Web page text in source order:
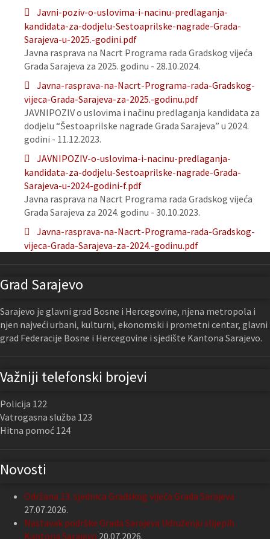
Javni-poziv-o-uslovima-i-nacinu-predlaganja-
kandidata-za-dodjelu-Sestoaprilske-nagrade-Grada-
Sarajeva-u-2025.-godini.pdf
Javna rasprava na Nacrt Programa rada Gradskog vijeća
Grada Sarajeva za 2025. godinu - 28.10.2024.
Javna-rasprava-na-Nacrt-Programa-rada-Gradskog-
vijeca-Grada-Sarajeva-za-2025.-godinu.pdf
JAVNIPOZIV o uslovima i načinu predlaganja kandidata za
dodjelu “Šestoaprilske nagrade Grada Sarajeva” u 2024.
godini - 11.12.2023.
JAVNIPOZIV-o-uslovima-i-nacinu-predlaganja-
kandidata-za-dodjelu-Sestoaprilske-nagrade-Grada-
Sarajeva-u-2024-godini-f.pdf
Javna rasprava na Nacrt Programa rada Gradskog vijeća
Grada Sarajeva za 2024. godinu - 30.10.2023.
Javna-rasprava-na-Nacrt-Programa-rada-Gradskog-
vijeca-Grada-Sarajeva-za-2024.-godinu.pdf
Grad Sarajevo
Sarajevo je glavni grad Bosne i Hercegovine, njena metropola i
njen najveći urbani, kulturni, ekonomski i prometni centar, glavni
grad Federacije Bosne i Hercegovine i sjedište Kantona Sarajevo.
Važniji telefonski brojevi
Policija 122
Vatrogasna služba 123
Hitna pomoć 124
Novosti
Održana 13. sjednica Gradskog vijeća Grada Sarajeva
27.07.2026.
Nastavak podrške Grada Sarajeva Udruženju slijepih
Kantona Sarajevo 20.07.2026.